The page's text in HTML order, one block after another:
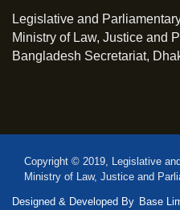
Legislative and
Ministry of Law, Justice and
Bangladesh Secretariat,
Copyright © 2019, Legislative
Ministry of Law, Justice and
Designed & Developed By Base